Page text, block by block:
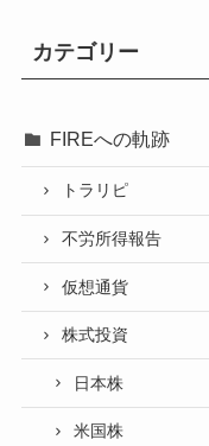
カテゴリー
FIREへの軌跡
トラリピ
不労所得報告
仮想通貨
株式投資
日本株
米国株